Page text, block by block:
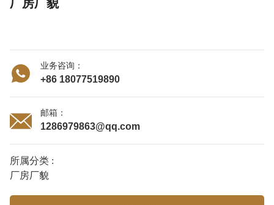
厂房厂貌
业务咨询：
+86 18077519890
邮箱：
1286979863@qq.com
所属分类 :
厂房厂貌